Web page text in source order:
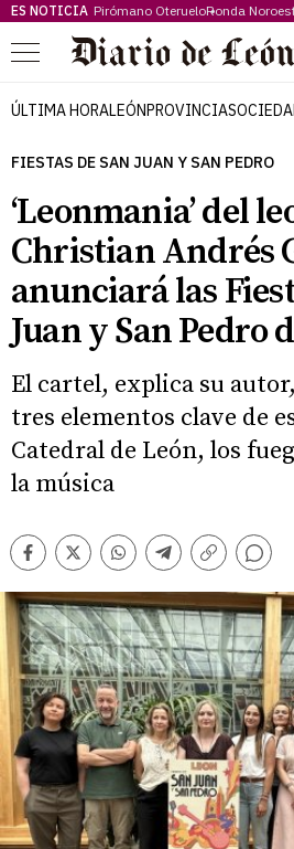
ES NOTICIA Pirómano OterueloRonda
Menú
ÚLTIMA HORALEÓNPROVINCIA
FIESTAS DE SAN JUAN Y SAN PEDRO
‘Leonmania’ del
Christian Andrés
anunciará las
Juan y San Pedro
El cartel, explica su
tres elementos clave de
Catedral de León, los
la música
Facebook
TwitterWhatsappTelegram
Copiar
Comentarios